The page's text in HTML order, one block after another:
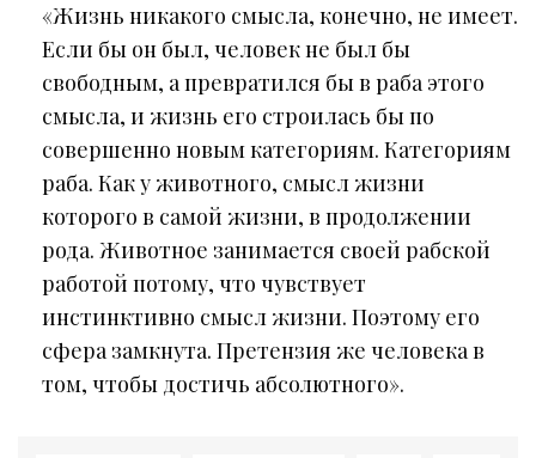
«Жизнь никакого смысла, конечно, не имеет.
Если бы он был, человек не был бы
свободным, а превратился бы в раба этого
смысла, и жизнь его строилась бы по
совершенно новым категориям. Категориям
раба. Как у животного, смысл жизни
которого в самой жизни, в продолжении
рода. Животное занимается своей рабской
работой потому, что чувствует
инстинктивно смысл жизни. Поэтому его
сфера замкнута. Претензия же человека в
том, чтобы достичь абсолютного».